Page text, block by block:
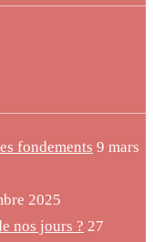
fondements 9 mars
2025
nos jours ? 27